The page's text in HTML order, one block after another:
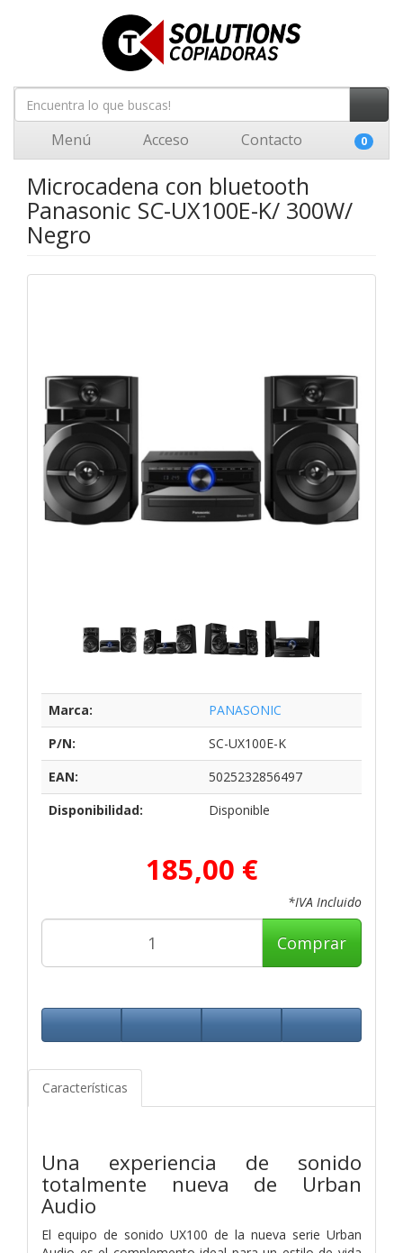
Menú Acceso Contacto 0
Microcadena con bluetooth
Panasonic SC-UX100E-K/ 300W/
Negro
Marca:
PANASONIC
P/N:
SC-UX100E-K
EAN:
5025232856497
Disponibilidad:
Disponible
185,00 €
*IVA Incluido
Comprar
Características
Una experiencia de sonido
totalmente nueva de Urban
Audio
El equipo de sonido UX100 de la nueva serie Urban